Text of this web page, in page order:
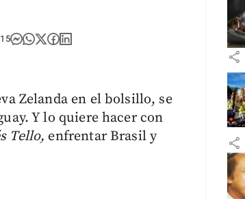
Zelanda en el bolsillo, se
Y lo quiere hacer con
Tello, enfrentar Brasil y
share
share